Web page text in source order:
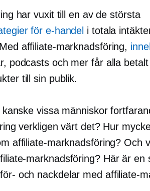
har vuxit till en av de största
för e-handel i totala
affiliate-marknadsföring,
podcasts och mer får alla
till sin publik.
vissa människor
verkligen värt det? Hur
affiliate-marknadsföring? Och
marknadsföring? Här är en
och nackdelar med affiliate-